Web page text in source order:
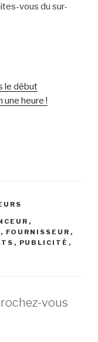
vous du sur-
le début
heure !
,
, FOURNISSEUR ,
, PUBLICITÉ ,
vous